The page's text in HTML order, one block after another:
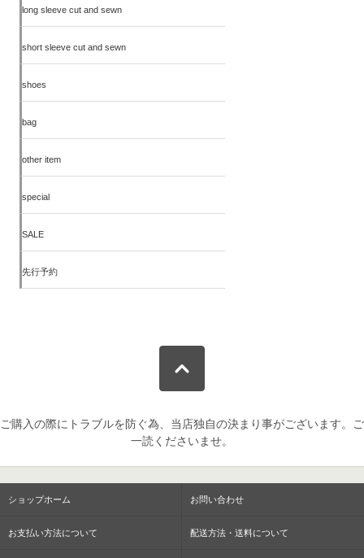
long sleeve cut and sewn
short sleeve cut and sewn
shoes
bag
other item
special
SALE
先行予約
ご購入の際にトラブルを防ぐ為、当店独自の決まり事がございます。ご
一読くださいませ。
ショップホーム お問い合わせ
お支払い方法について 配送方法・送料について